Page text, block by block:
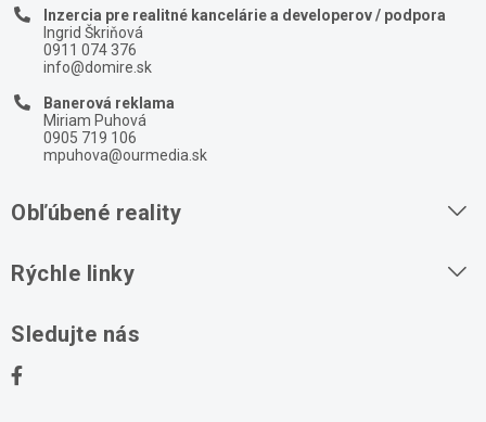
Inzercia pre realitné kancelárie a developerov / podpora
Ingrid Škriňová
0911 074 376
info@domire.sk
Banerová reklama
Miriam Puhová
0905 719 106
mpuhova@ourmedia.sk
Obľúbené reality
Domy na predaj
Stavebné pozemky
Rýchle linky
Sledujte nás